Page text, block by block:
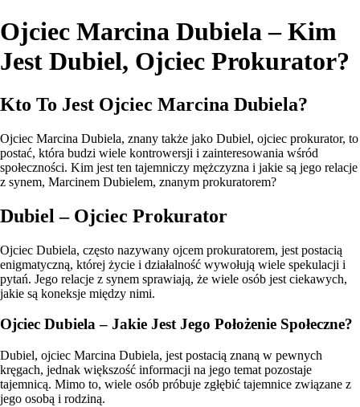
Ojciec Marcina Dubiela – Kim
Jest Dubiel, Ojciec Prokurator?
Kto To Jest Ojciec Marcina Dubiela?
Ojciec Marcina Dubiela, znany także jako Dubiel, ojciec prokurator, to
postać, która budzi wiele kontrowersji i zainteresowania wśród
społeczności. Kim jest ten tajemniczy mężczyzna i jakie są jego relacje
z synem, Marcinem Dubielem, znanym prokuratorem?
Dubiel – Ojciec Prokurator
Ojciec Dubiela, często nazywany ojcem prokuratorem, jest postacią
enigmatyczną, której życie i działalność wywołują wiele spekulacji i
pytań. Jego relacje z synem sprawiają, że wiele osób jest ciekawych,
jakie są koneksje między nimi.
Ojciec Dubiela – Jakie Jest Jego Położenie Społeczne?
Dubiel, ojciec Marcina Dubiela, jest postacią znaną w pewnych
kręgach, jednak większość informacji na jego temat pozostaje
tajemnicą. Mimo to, wiele osób próbuje zgłębić tajemnice związane z
jego osobą i rodziną.